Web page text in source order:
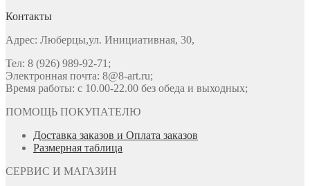
Контакты
Адрес: Люберцы,ул. Инициативная, 30,
Тел: 8 (926) 989-92-71;
Электронная почта: 8@8-art.ru;
Время работы: с 10.00-22.00 без обеда и выходных;
ПОМОЩЬ ПОКУПАТЕЛЮ
Доставка заказов и Оплата заказов
Размерная таблица
СЕРВИС И МАГАЗИН